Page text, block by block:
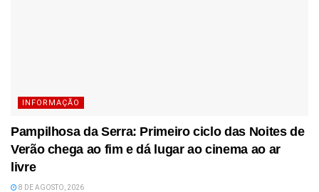
INFORMAÇÃO
Pampilhosa da Serra: Primeiro ciclo das Noites de
Verão chega ao fim e dá lugar ao cinema ao ar
livre
8 DE AGOSTO, 2026